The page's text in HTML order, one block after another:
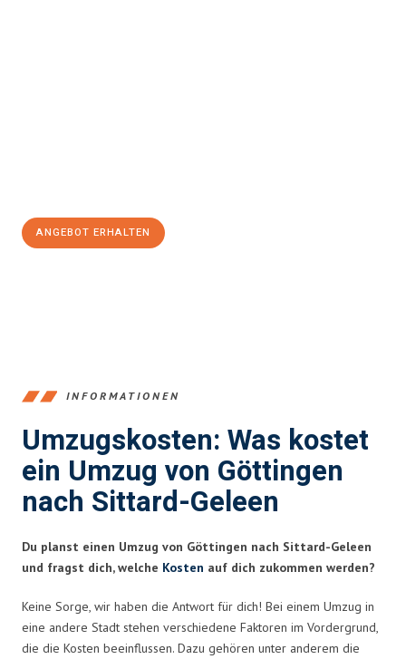
ANGEBOT ERHALTEN
INFORMATIONEN
Umzugskosten: Was kostet
ein Umzug von Göttingen
nach Sittard-Geleen
Du planst einen Umzug von Göttingen nach Sittard-Geleen
und fragst dich, welche Kosten auf dich zukommen werden?
Keine Sorge, wir haben die Antwort für dich! Bei einem Umzug in
eine andere Stadt stehen verschiedene Faktoren im Vordergrund,
die die Kosten beeinflussen. Dazu gehören unter anderem die